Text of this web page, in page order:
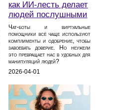
как ИИ-лесть делает
людей послушными
Чат-боты и виртуальные
помощники всё чаще используют
комплименты и одобрение, чтобы
завоевать доверие. Но неужели
это превращает нас в удобных для
манипуляций людей?
2026-04-01